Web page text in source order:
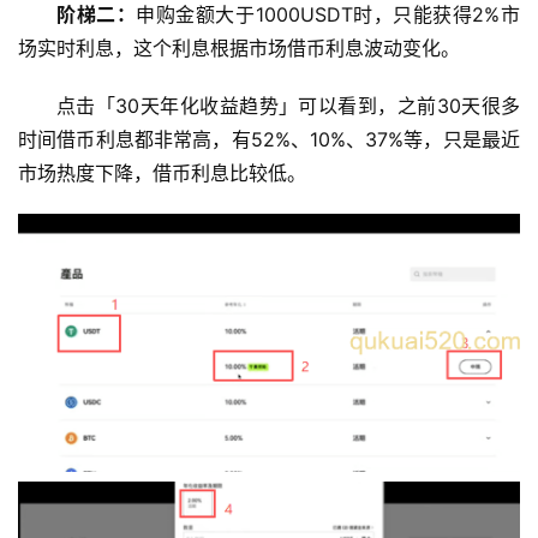
阶梯二： 申购金额大于1000USDT时，只能获得2%市
场实时利息，这个利息根据市场借币利息波动变化。
点击「30天年化收益趋势」可以看到，之前30天很多
时间借币利息都非常高，有52%、10%、37%等，只是最近
市场热度下降，借币利息比较低。